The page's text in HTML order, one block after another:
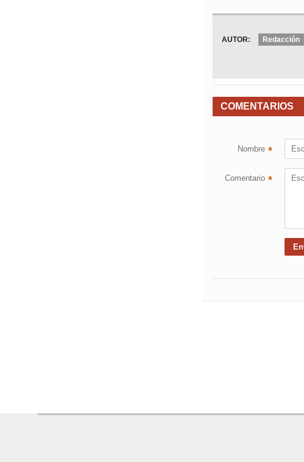
AUTOR: Redacción
COMENTARIOS
Nombre *
Comentario *